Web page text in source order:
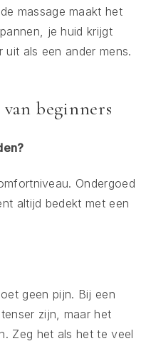
massage maakt het
je huid krijgt
als een ander mens.
beginners
Ondergoed
altijd bedekt met een
geen pijn. Bij een
zijn, maar het
Zeg het als het te veel